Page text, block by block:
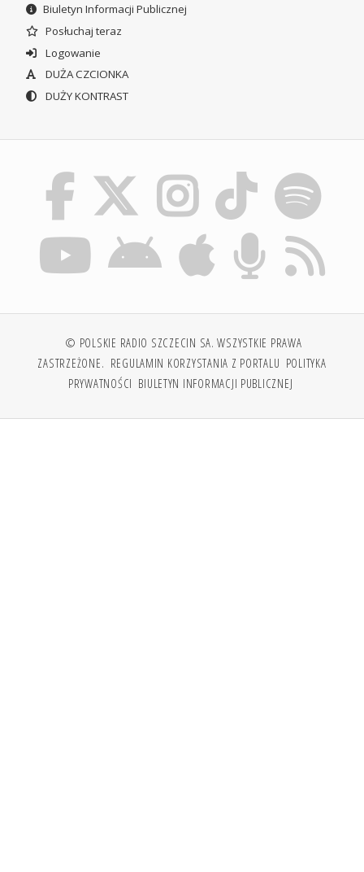
Biuletyn Informacji Publicznej
Posłuchaj teraz
Logowanie
DUŻA CZCIONKA
DUŻY KONTRAST
© POLSKIE RADIO SZCZECIN SA. WSZYSTKIE PRAWA
ZASTRZEŻONE. REGULAMIN KORZYSTANIA Z PORTALU POLITYKA
PRYWATNOŚCI BIULETYN INFORMACJI PUBLICZNEJ